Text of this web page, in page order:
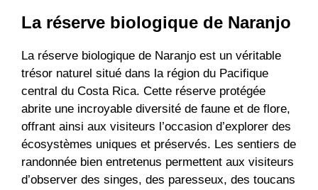
La réserve biologique de Naranjo
La réserve biologique de Naranjo est un véritable
trésor naturel situé dans la région du Pacifique
central du Costa Rica. Cette réserve protégée
abrite une incroyable diversité de faune et de flore,
offrant ainsi aux visiteurs l’occasion d’explorer des
écosystèmes uniques et préservés. Les sentiers de
randonnée bien entretenus permettent aux visiteurs
d’observer des singes, des paresseux, des toucans